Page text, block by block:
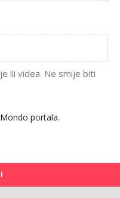
ili videa. Ne smije biti
Mondo portala.